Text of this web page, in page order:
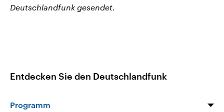
Deutschlandfunk gesendet.
Entdecken Sie den Deutschlandfunk
Programm